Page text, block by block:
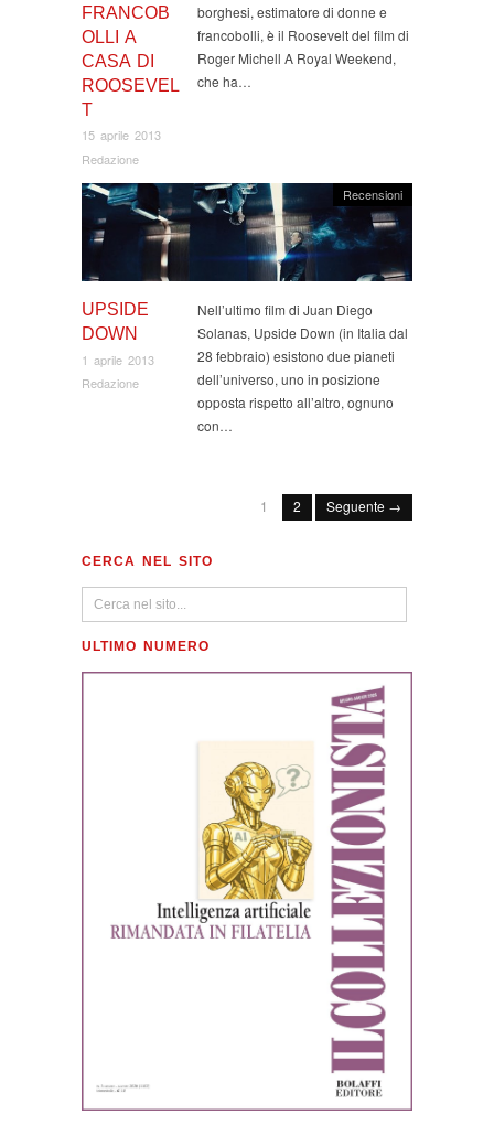
FRANCOB
OLLI A
CASA DI
ROOSEVEL
T
15 aprile 2013
Redazione
borghesi, estimatore di donne e
francobolli, è il Roosevelt del film di
Roger Michell A Royal Weekend,
che ha…
UPSIDE
DOWN
1 aprile 2013
Redazione
Recensioni
Nell’ultimo film di Juan Diego
Solanas, Upside Down (in Italia dal
28 febbraio) esistono due pianeti
dell’universo, uno in posizione
opposta rispetto all’altro, ognuno
con…
1 2 Seguente →
CERCA NEL SITO
ULTIMO NUMERO